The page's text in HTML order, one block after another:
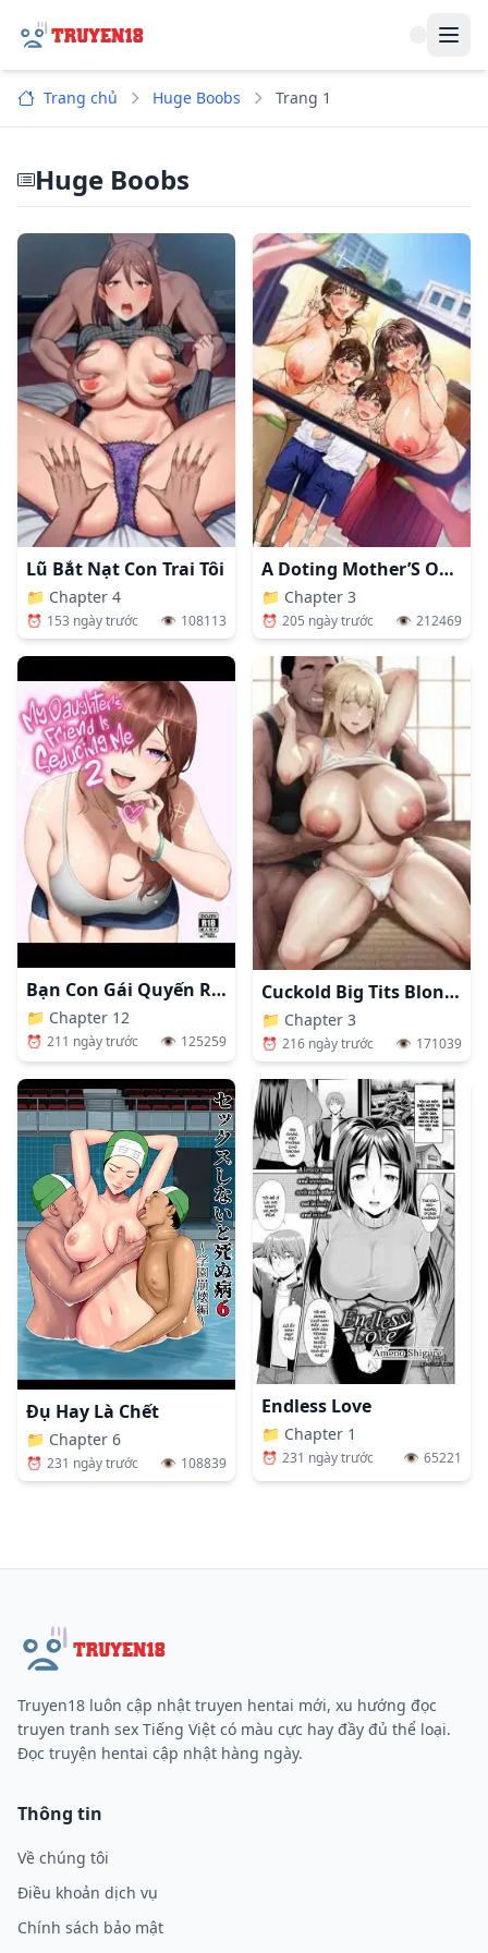
Trang chủ Huge Boobs Trang 1
Huge Boobs
Lũ Bắt Nạt Con Trai Tôi
📁 Chapter 4
⏰ 153 ngày trước 👁️ 108113
A Doting Mother’S Observation Diary
📁 Chapter 3
⏰ 205 ngày trước 👁️ 212469
Bạn Con Gái Quyến Rũ Tôi
📁 Chapter 12
⏰ 211 ngày trước 👁️ 125259
Cuckold Big Tits Blonde Wife Elena
📁 Chapter 3
⏰ 216 ngày trước 👁️ 171039
Đụ Hay Là Chết
📁 Chapter 6
⏰ 231 ngày trước 👁️ 108839
Endless Love
📁 Chapter 1
⏰ 231 ngày trước 👁️ 65221
Truyen18 luôn cập nhật truyen hentai mới, xu hướng đọc
truyen tranh sex Tiếng Việt có màu cực hay đầy đủ thể loại.
Đọc truyện hentai cập nhật hàng ngày.
Thông tin
Về chúng tôi
Điều khoản dịch vụ
Chính sách bảo mật